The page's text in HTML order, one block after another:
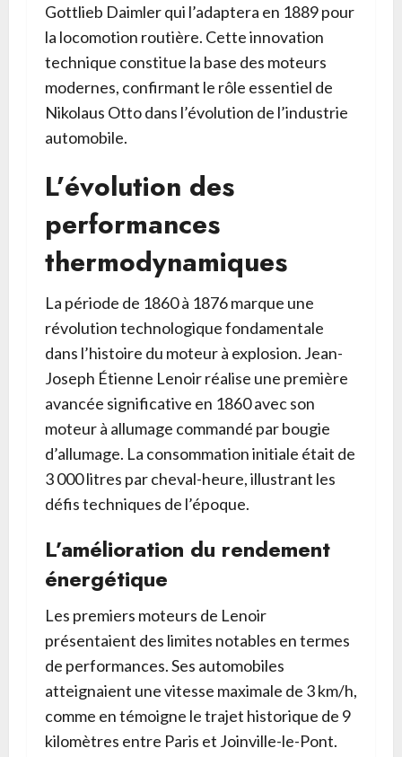
Gottlieb Daimler qui l’adaptera en 1889 pour
la locomotion routière. Cette innovation
technique constitue la base des moteurs
modernes, confirmant le rôle essentiel de
Nikolaus Otto dans l’évolution de l’industrie
automobile.
L’évolution des
performances
thermodynamiques
La période de 1860 à 1876 marque une
révolution technologique fondamentale
dans l’histoire du moteur à explosion. Jean-
Joseph Étienne Lenoir réalise une première
avancée significative en 1860 avec son
moteur à allumage commandé par bougie
d’allumage. La consommation initiale était de
3 000 litres par cheval-heure, illustrant les
défis techniques de l’époque.
L’amélioration du rendement
énergétique
Les premiers moteurs de Lenoir
présentaient des limites notables en termes
de performances. Ses automobiles
atteignaient une vitesse maximale de 3 km/h,
comme en témoigne le trajet historique de 9
kilomètres entre Paris et Joinville-le-Pont.